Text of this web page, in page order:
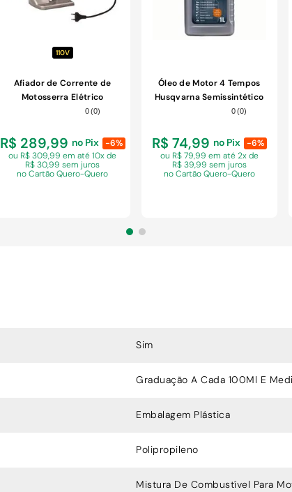
110V
Afiador de Corrente de
Motosserra Elétrico
Matsuyama 180W 110V
0 (0)
R$ 289,99 no Pix
-6%
ou R$ 309,99 ematé 10x de
R$ 30,99 sem juros
no Cartão Quero-Quero
Óleo de Motor 4 Tempos
Husqvarna Semissintético
0(0)
R$ 74,99 no Pix
-6%
ou R$ 79,99 em até 2x de
R$ 39,99 sem juros
no Cartão Quero-Quero
Sim
Graduação A Cada 100Ml E
Embalagem Plástica
Polipropileno
Mistura De Combustível Para